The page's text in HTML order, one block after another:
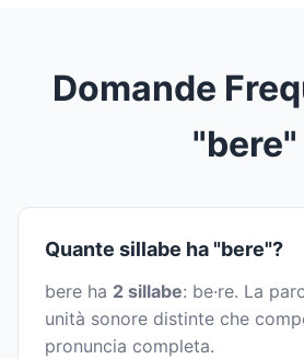
Domande
"bere"
Quante sillabe ha "bere"?
bere ha 2 sillabe: be·re. La
unità sonore distinte che
pronuncia completa.